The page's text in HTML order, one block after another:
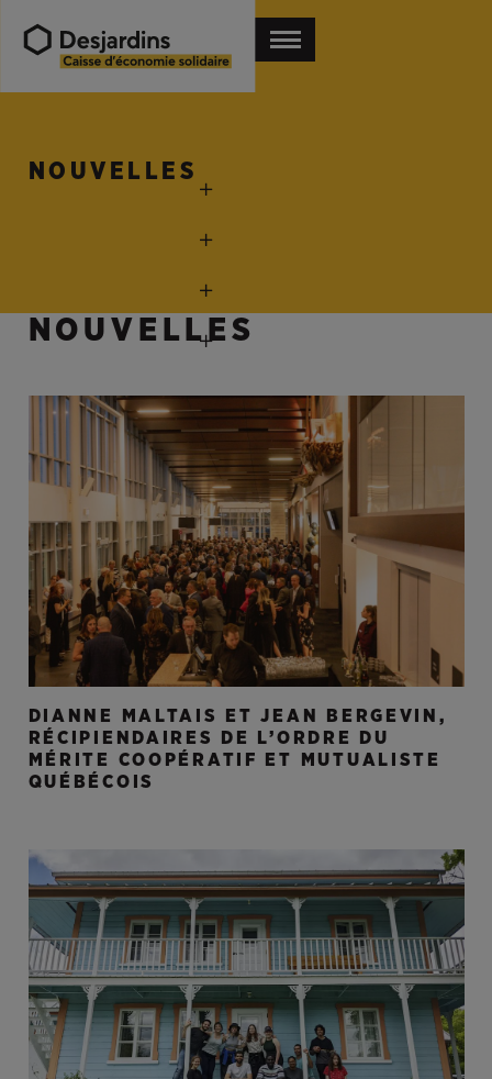
NOUVELLES
NOUVELLES
DIANNE MALTAIS ET JEAN BERGEVIN,
RÉCIPIENDAIRES DE L’ORDRE DU
MÉRITE COOPÉRATIF ET MUTUALISTE
QUÉBÉCOIS